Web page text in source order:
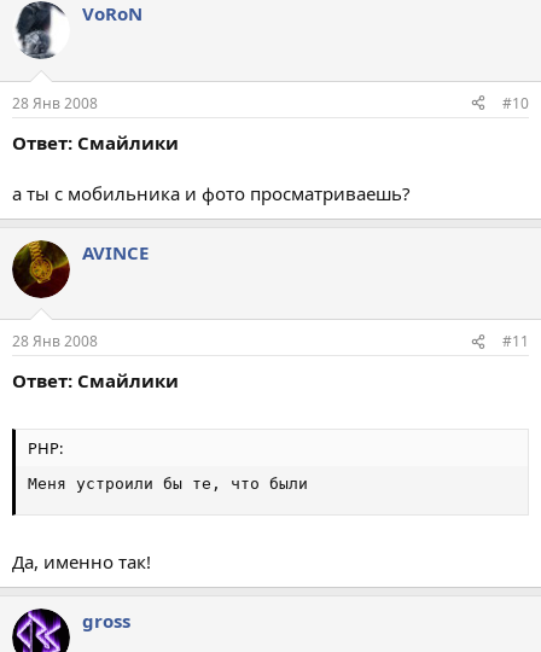
VoRoN
28 Янв 2008 #10
Ответ: Смайлики
а ты с мобильника и фото просматриваешь?
AVINCE
28 Янв 2008 #11
Ответ: Смайлики
PHP:
Меня устроили бы те , что были
Да, именно так!
gross